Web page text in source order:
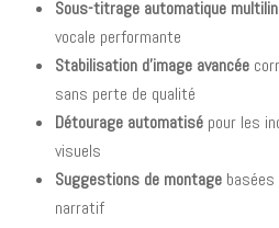
Sous-titrage automatique
vocale performante
Stabilisation d'image avancée
sans perte de qualité
Détourage automatisépour les
visuels
Suggestions de montagebasées
narratif